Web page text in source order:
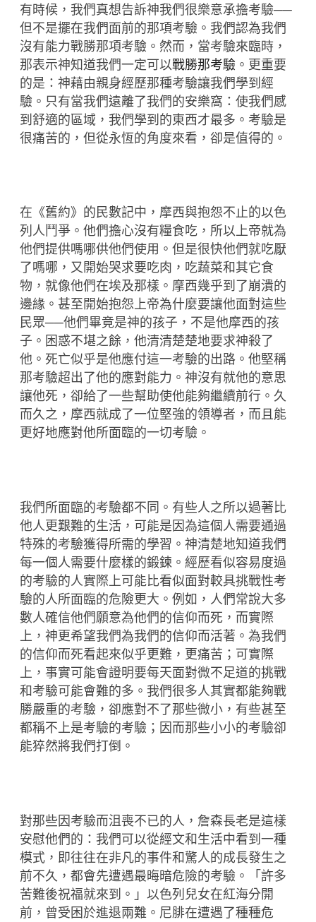
有時候，我們真想告訴神我們很樂意承擔考驗──
但不是擺在我們面前的那項考驗。我們認為我們
沒有能力戰勝那項考驗。然而，當考驗來臨時，
那表示神知道我們一定可以戰勝那考驗 。更重要
的是：神藉由親身經歷那種考驗讓我們學到經
驗。只有當我們遠離了我們的安樂窩：使我們感
到舒適的區域，我們學到的東西才最多。考驗是
很痛苦的，但從永恆的角度來看，卻是值得的。
在《舊約》的民數記中，摩西與抱怨不止的以色
列人鬥爭。他們擔心沒有糧食吃，所以上帝就為
他們提供嗎哪供他們使用。但是很快他們就吃厭
了嗎哪，又開始哭求要吃肉，吃蔬菜和其它食
物，就像他們在埃及那樣。摩西幾乎到了崩潰的
邊緣。甚至開始抱怨上帝為什麼要讓他面對這些
民眾──他們畢竟是神的孩子，不是他摩西的孩
子。困惑不堪之餘，他清清楚楚地要求神殺了
他。死亡似乎是他應付這一考驗的出路。他堅稱
那考驗超出了他的應對能力。神沒有就他的意思
讓他死，卻給了一些幫助使他能夠繼續前行。久
而久之，摩西就成了一位堅強的領導者，而且能
更好地應對他所面臨的一切考驗。
我們所面臨的考驗都不同。有些人之所以過著比
他人更艱難的生活，可能是因為這個人需要通過
特殊的考驗獲得所需的學習。神清楚地知道我們
每一個人需要什麼樣的鍛鍊。經歷看似容易度過
的考驗的人實際上可能比看似面對較具挑戰性考
驗的人所面臨的危險更大。例如，人們常說大多
數人確信他們願意為他們的信仰而死，而實際
上，神更希望我們為我們的信仰而活著。為我們
的信仰而死看起來似乎更難，更痛苦；可實際
上，事實可能會證明要每天面對微不足道的挑戰
和考驗可能會難的多。我們很多人其實都能夠戰
勝嚴重的考驗，卻應對不了那些微小，有些甚至
都稱不上是考驗的考驗；因而那些小小的考驗卻
能猝然將我們打倒。
對那些因考驗而沮喪不已的人，詹森長老是這樣
安慰他們的：我們可以從經文和生活中看到一種
模式，即往往在非凡的事件和驚人的成長發生之
前不久，都會先遭遇最晦暗危險的考驗。「許多
苦難後祝福就來到。」以色列兒女在紅海分開
前，曾受困於進退兩難。尼腓在遭遇了種種危